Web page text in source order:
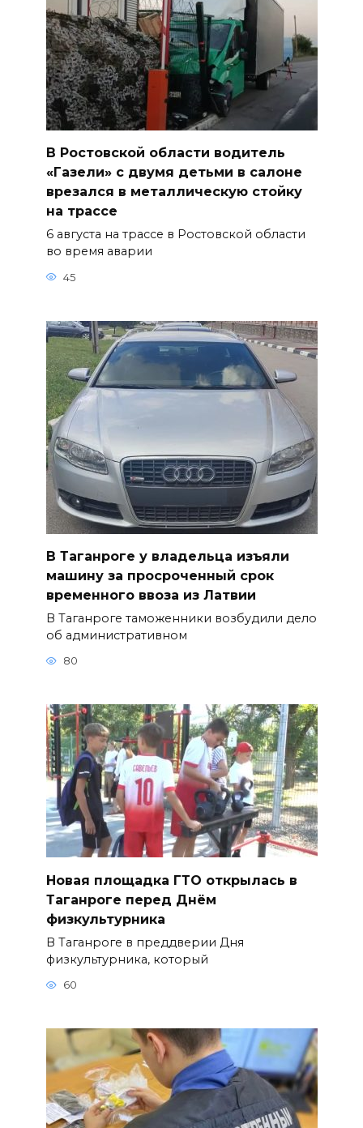
В Ростовской области водитель
«Газели» с двумя детьми в салоне
врезался в металлическую стойку
на трассе
6 августа на трассе в Ростовской области
во время аварии
45
В Таганроге у владельца изъяли
машину за просроченный срок
временного ввоза из Латвии
В Таганроге таможенники возбудили дело
об административном
80
Новая площадка ГТО открылась в
Таганроге перед Днём
физкультурника
В Таганроге в преддверии Дня
физкультурника, который
60